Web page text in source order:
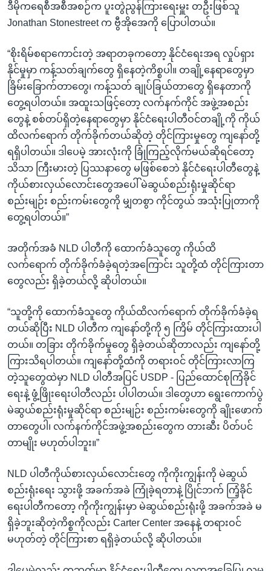
ဒီမိုကရေစီအစီအစဉ်က ပူးတွဲညွန်ကြားရေးမှူး တဦးဖြစ်သူ
Jonathan Stonestreet က ဗွီအိုအေကို ပြောပါတယ်။
“စိုးရိမ်စရာကောင်းတဲ့ အရာတခုကတော့ နိုင်ငံရေးအရ လှုပ်ရှား
နိုင်မှုမှာ ကန့်သတ်ချက်တွေ ရှိနေတဲ့ကိစ္စပါ။ တချို့နေရာတွေမှာ
ခြိမ်းခြောက်တာတွေ၊ ကန့်သတ် ချုပ်ခြယ်တာတွေ ရှိနေတာကို
တွေ့ရပါတယ်။ အထူးသဖြင့်တော့ လက်နက်ကိုင် အဖွဲ့အစည်း
တွေနဲ့ စစ်တပ်ရှိတဲ့နေရာတွေမှာ နိုင်ငံရေးပါတီဝင်တချို့ကို ကိုယ်
ထိလက်ရောက် တိုက်ခိုက်တယ်ဆိုတဲ့ တိုင်ကြားမှုတွေ ကျနော်တို့
ရရှိပါတယ်။ ဒါပေမဲ့ အားလုံးကို ခြုံကြည့်လိုက်မယ်ဆိုရင်တော့
သိသာ ကြီးမားတဲ့ ပြဿနာတွေ မဖြစ်စေဘဲ နိုင်ငံရေးပါတီတွေနဲ့
ကိုယ်စားလှယ်လောင်းတွေအပေါ် မဲဆွယ်စည်းရုံးမှုဆိုင်ရာ
စည်းမျဉ်း စည်းကမ်းတွေကို မျှတစွာ ကိုင်တွယ် အသုံးပြုတာကို
တွေ့ရပါတယ်။”
အတိုက်အခံ NLD ပါတီကို ထောက်ခံသူတွေ ကိုယ်ထိ
လက်ရောက် တိုက်ခိုက်ခံခဲ့ရတဲ့အကြောင်း သူတို့ထံ တိုင်ကြားတာ
တွေလည်း ရှိခဲ့တယ်လို့ ဆိုပါတယ်။
“သူတို့ကို ထောက်ခံသူတွေ ကိုယ်ထိလက်ရောက် တိုက်ခိုက်ခံခဲ့ရ
တယ်ဆိုပြီး NLD ပါတီက ကျနော်တို့ကို ၅ ကြိမ် တိုင်ကြားထားပါ
တယ်။ တခြား တိုက်ခိုက်မှုတွေ ရှိခဲ့တယ်ဆိုတာလည်း ကျနော်တို့
ကြားသိရပါတယ်။ ကျနော်တို့ထံကို တရားဝင် တိုင်ကြားလာကြ
တဲ့သူတွေထဲမှာ NLD ပါတီအပြင် USDP - ပြည်ထောင်စုကြံခိုင်
ရေးနဲ့ ဖွံ့ဖြိုးရေးပါတီလည်း ပါပါတယ်။ ဒါတွေဟာ ရွေးကောက်ပွဲ
မဲဆွယ်စည်းရုံးမှုဆိုင်ရာ စည်းမျဉ်း စည်းကမ်းတွေကို ချိုးဖောက်
တာတွေပါ၊ လက်နက်ကိုင်အဖွဲ့အစည်းတွေက တားဆီး ပိတ်ပင်
တာမျိုး မဟုတ်ပါဘူး။”
NLD ပါတီကိုယ်စားလှယ်လောင်းတွေ ကိုကိုးကျွန်းကို မဲဆွယ်
စည်းရုံးရေး သွားဖို့ အခက်အခဲ ကြုံခဲ့ရတာနဲ့ ပြိုင်ဘက် ကြံ့ခိုင်
ရေးပါတီကတော့ ကိုကိုးကျွန်းမှာ မဲဆွယ်စည်းရုံးဖို့ အခက်အခဲ မ
ရှိခဲ့ဘူးဆိုတဲ့ကိစ္စကိုလည်း Carter Center အနေနဲ့ တရားဝင်
မဟုတ်တဲ့ တိုင်ကြားစာ ရရှိခဲ့တယ်လို့ ဆိုပါတယ်။